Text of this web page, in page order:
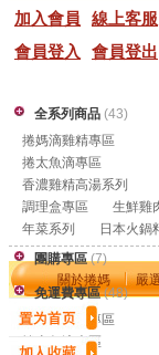
關於捲媽 嚴
會員專區
加入會員
線上客服
會員登入
會員登出
全系列商品 (43)
捲媽滴雞精專區
捲太魚滴專區
香濃雞精高湯系列
調理盒專區
生鮮雞
年菜系列
日本火鍋
團購專區(7)
免運費專區(48)
捲媽滴雞精專區
捲太魚滴專區